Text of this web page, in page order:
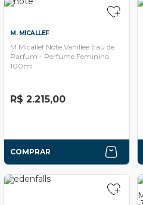
M. MICALLEF
M.Micallef Note Vanillee Eau de
Parfum - Perfume Feminino
100ml
R$ 2.215,00
COMPRAR